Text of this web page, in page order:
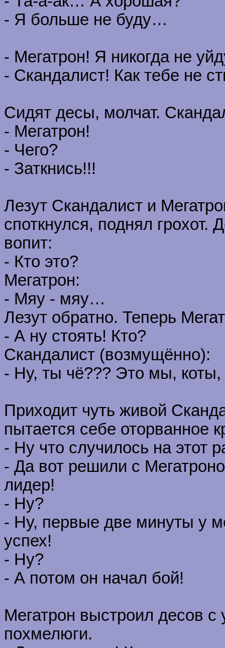
- Я больше не буду…
- Мегатрон! Я никогда не
- Скандалист! Как тебе не
Сидят десы, молчат.
- Мегатрон!
- Чего?
- Заткнись!!!
Лезут Скандалист и
споткнулся, поднял
вопит:
- Кто это?
Мегатрон:
- Мяу - мяу…
Лезут обратно. Теперь
- А ну стоять! Кто?
Скандалист (возмущённо):
- Ну, ты чё??? Это мы, коты,
Приходит чуть живой
пытается себе оторванное
- Ну что случилось на этот
- Да вот решили с
лидер!
- Ну?
- Ну, первые две минуты у
успех!
- Ну?
- А потом он начал бой!
Мегатрон выстроил десов
похмелюги.